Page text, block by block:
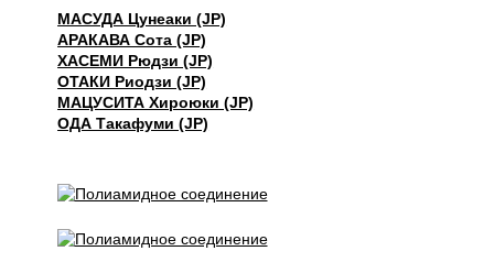
МАСУДА Цунеаки (JP)
АРАКАВА Сота (JP)
ХАСЕМИ Рюдзи (JP)
ОТАКИ Риодзи (JP)
МАЦУСИТА Хироюки (JP)
ОДА Такафуми (JP)